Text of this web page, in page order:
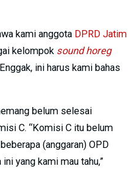
kami anggota DPRD Jatim
kelompok sound horeg
ini harus kami bahas
belum selesai
C. “Komisi C itu belum
(anggaran) OPD
yang kami mau tahu,”